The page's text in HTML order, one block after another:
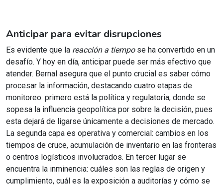
Anticipar para evitar disrupciones
Es evidente que la reacción a tiempose ha convertido en un
desafío. Y hoy en día, anticipar puede ser más efectivo que
atender. Bernal asegura que el punto crucial es saber cómo
procesar la información, destacando cuatro etapas de
monitoreo: primero está la política y regulatoria, donde se
sopesa la influencia geopolítica por sobre la decisión, pues
esta dejará de ligarse únicamente a decisiones de mercado.
La segunda capa es operativa y comercial: cambios en los
tiempos de cruce, acumulación de inventario en las fronteras
o centros logísticos involucrados. En tercer lugar se
encuentra la inminencia: cuáles son las reglas de origen y
cumplimiento, cuál es la exposición a auditorías y cómo se